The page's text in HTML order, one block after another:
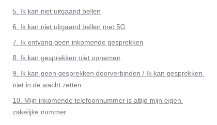
5. Ik kan niet uitgaand bellen
6. Ik kan niet uitgaand bellen met 5G
7. Ik ontvang geen inkomende gesprekken
8. Ik kan gesprekken niet opnemen
9. Ik kan geen gesprekken doorverbinden / Ik kan gesprekken
niet in de wacht zetten
10. Mijn inkomende telefoonnummer is altijd mijn eigen
zakelijke nummer